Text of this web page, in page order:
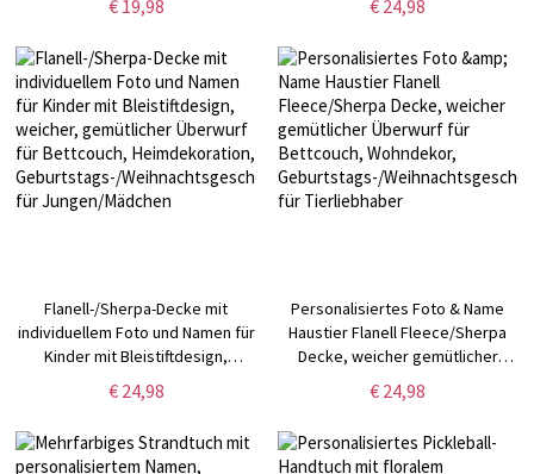
hochsaugfähiges Sporthandtuch,
Spieler/Sportfans/Teamkollegen
€ 19,98
Wohndekor,
Geburtstags-/Weihnachtsgeschenk
für Kinder/Sie/Ihn
€ 24,98
Flanell-/Sherpa-Decke mit
individuellem Foto und Namen für
Kinder mit Bleistiftdesign,
weicher, gemütlicher Überwurf
für Bettcouch, Heimdekoration,
Geburtstags-/Weihnachtsgeschenk
für Jungen/Mädchen
€ 24,98
Personalisiertes Foto & Name
Haustier Flanell Fleece/Sherpa
Decke, weicher gemütlicher
Überwurf für Bettcouch,
Wohndekor,
Geburtstags-/Weihnachtsgeschenk
für Tierliebhaber
€ 24,98